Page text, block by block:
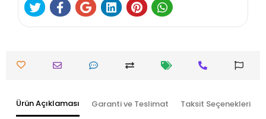
Ürün Açıklaması Garanti ve Teslimat Taksit Seçenekleri